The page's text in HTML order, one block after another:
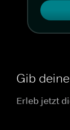
Gib
Erleb jetzt